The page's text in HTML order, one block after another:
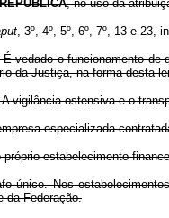
, no uso da
, 3º, 4º, 5º, 6º, 7º, 13 e 23,
É vedado o funcionamento de
da Justiça, na forma desta
A vigilância ostensiva e o
especializada
próprio estabelecimento
único. Nos
da Federação.